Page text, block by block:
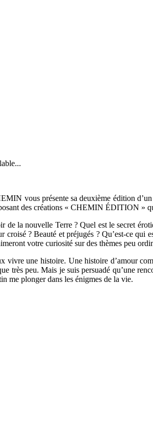
vous présente sa deuxième édition
des créations « CHEMIN ÉDITION »
la nouvelle Terre ? Quel est le secret
? Beauté et préjugés ? Qu’est-ce qui
votre curiosité sur des thèmes peu
vivre une histoire. Une histoire d’amour
très peu. Mais je suis persuadé qu’une
me plonger dans les énigmes de la vie.